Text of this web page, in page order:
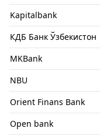
Kapitalbank
КДБ Банк Ўзбекистон
MKBank
NBU
Orient Finans Bank
Open bank